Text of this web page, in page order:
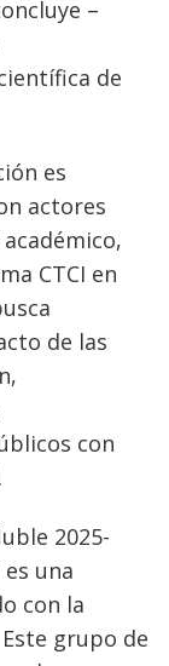
–
de
es
actores
CTCI en
de las
con
2025-
una
con la
grupo de